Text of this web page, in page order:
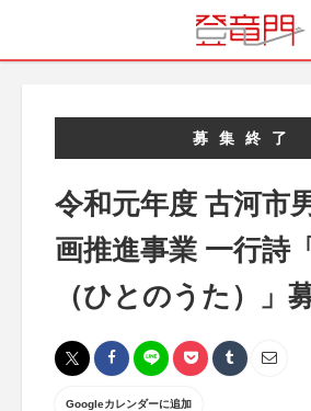
募集終了
令和元年度 古河市
画推進事業 一行詩
（ひとのうた）」
Googleカレンダーに追加